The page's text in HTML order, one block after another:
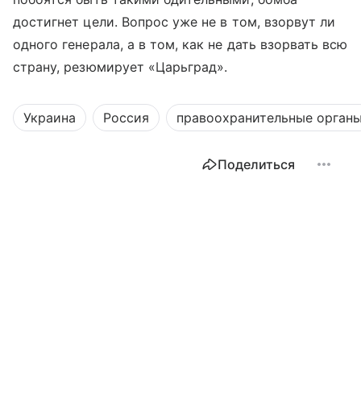
достигнет цели. Вопрос уже не в том, взорвут ли
одного генерала, а в том, как не дать взорвать всю
страну, резюмирует «Царьград».
Украина Россия правоохранительные
Поделиться